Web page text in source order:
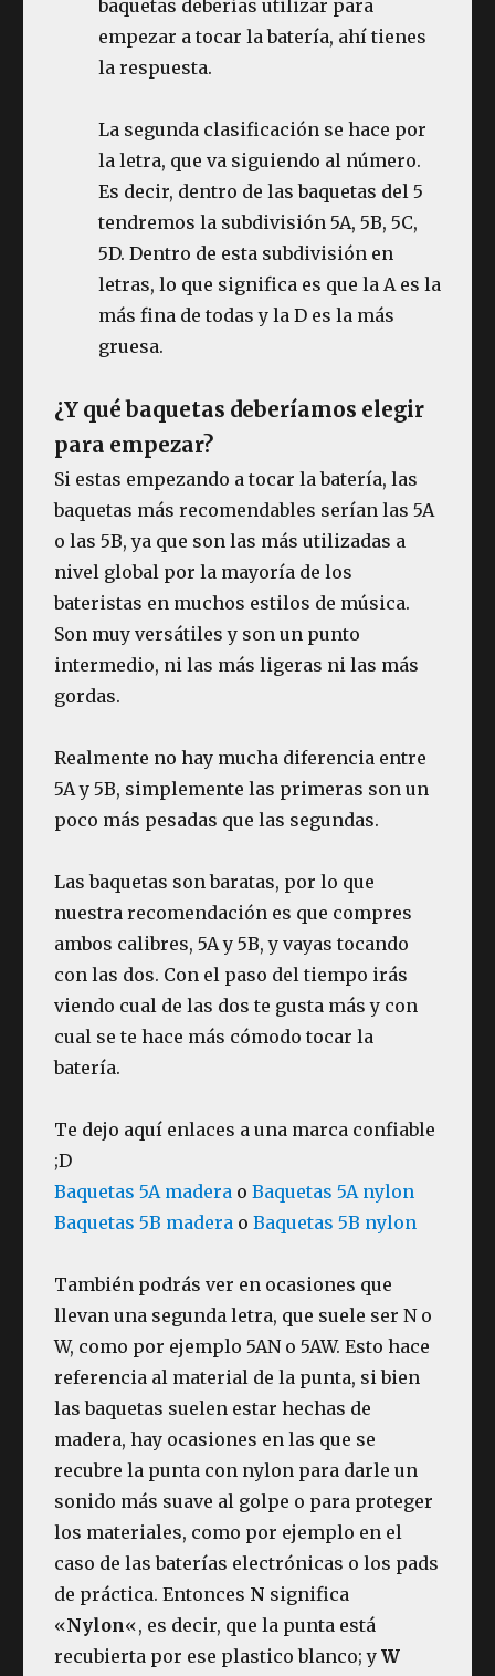
baquetas deberías utilizar para
empezar a tocar la batería, ahí tienes
la respuesta.
La segunda clasificación se hace por
la letra, que va siguiendo al número.
Es decir, dentro de las baquetas del 5
tendremos la subdivisión 5A, 5B, 5C,
5D. Dentro de esta subdivisión en
letras, lo que significa es que la A es la
más fina de todas y la D es la más
gruesa.
¿Y qué baquetas deberíamos elegir
para empezar?
Si estas empezando a tocar la batería, las
baquetas más recomendables serían las 5A
o las 5B, ya que son las más utilizadas a
nivel global por la mayoría de los
bateristas en muchos estilos de música.
Son muy versátiles y son un punto
intermedio, ni las más ligeras ni las más
gordas.
Realmente no hay mucha diferencia entre
5A y 5B, simplemente las primeras son un
poco más pesadas que las segundas.
Las baquetas son baratas, por lo que
nuestra recomendación es que compres
ambos calibres, 5A y 5B, y vayas tocando
con las dos. Con el paso del tiempo irás
viendo cual de las dos te gusta más y con
cual se te hace más cómodo tocar la
batería.
Te dejo aquí enlaces a una marca confiable
;D
Baquetas 5A madera o Baquetas 5A nylon
Baquetas 5B madera o Baquetas 5B nylon
También podrás ver en ocasiones que
llevan una segunda letra, que suele ser N o
W, como por ejemplo 5AN o 5AW. Esto hace
referencia al material de la punta, si bien
las baquetas suelen estar hechas de
madera, hay ocasiones en las que se
recubre la punta con nylon para darle un
sonido más suave al golpe o para proteger
los materiales, como por ejemplo en el
caso de las baterías electrónicas o los pads
de práctica. Entonces N significa
«Nylon«, es decir, que la punta está
recubierta por ese plastico blanco; y W